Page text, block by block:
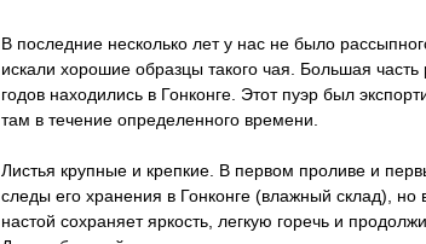
В последние несколько лет у нас не было
искали хорошие образцы такого чая. Большая
годов находились в Гонконге. Этот пуэр был
там в течение определенного времени.
Листья крупные и крепкие. В первом проливе и
следы его хранения в Гонконге (влажный склад), но
настой сохраняет яркость, легкую горечь и